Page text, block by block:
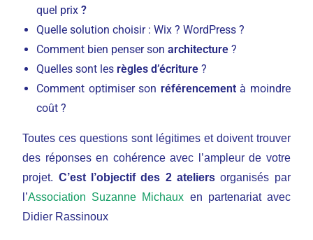
quel prix ?
Quelle solution choisir : Wix ? WordPress ?
Comment bien penser sonarchitecture ?
Quelles sont les règles d’écriture ?
Comment optimiser son référencementà moindre
coût ?
Toutes ces questions sont légitimes et doivent trouver
des réponses en cohérence avec l’ampleur de votre
projet. C’est l’objectif des 2 ateliersorganisés par
l’Association Suzanne Michaux en partenariat avec
Didier Rassinoux